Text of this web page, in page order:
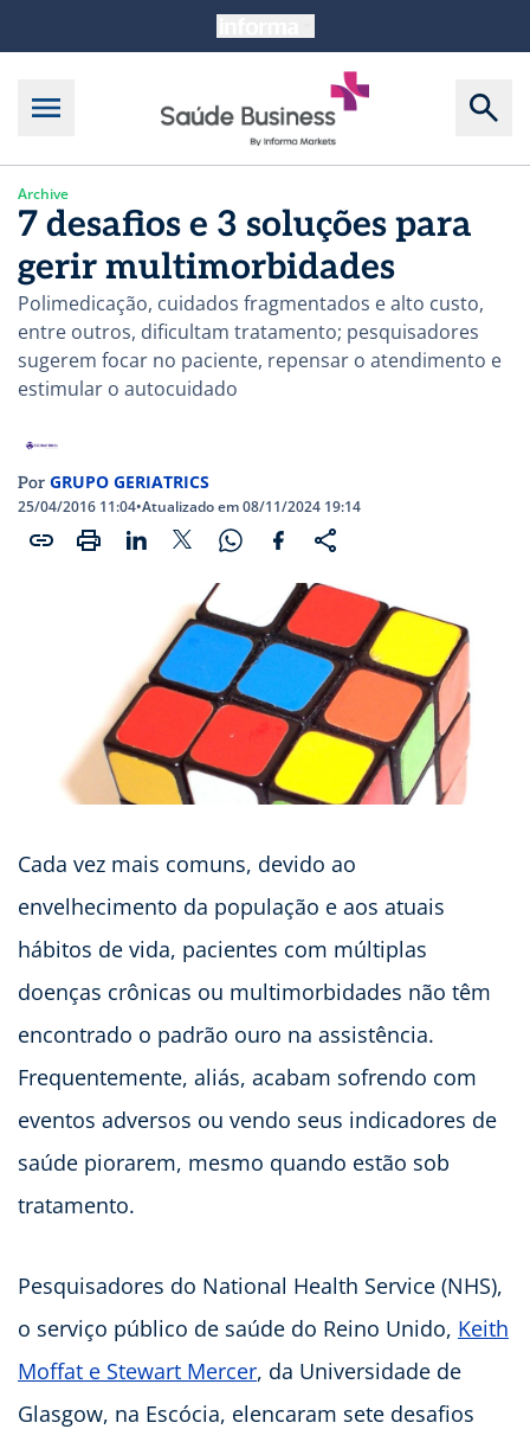
Archive
7 desafios e 3 soluções para
gerir multimorbidades
Polimedicação, cuidados fragmentados e alto custo,
entre outros, dificultam tratamento; pesquisadores
sugerem focar no paciente, repensar o atendimento e
estimular o autocuidado
Por GRUPO GERIATRICS
25/04/2016 11:04•Atualizado em 08/11/2024 19:14
Cada vez mais comuns, devido ao
envelhecimento da população e aos atuais
hábitos de vida, pacientes com múltiplas
doenças crônicas ou multimorbidades não têm
encontrado o padrão ouro na assistência.
Frequentemente, aliás, acabam sofrendo com
eventos adversos ou vendo seus indicadores de
saúde piorarem, mesmo quando estão sob
tratamento.
Pesquisadores do National Health Service (NHS),
o serviço público de saúde do Reino Unido, Keith
Moffat e Stewart Mercer, da Universidade de
Glasgow, na Escócia, elencaram sete desafios